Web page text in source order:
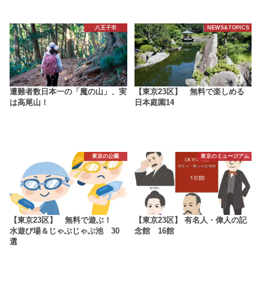
八王子市
遭難者数日本一の「魔の山」、実
は高尾山！
NEWS&TOPICS
【東京23区】 無料で楽しめる
日本庭園14
東京の公園
【東京23区】 無料で遊ぶ！
水遊び場＆じゃぶじゃぶ池 30
選
東京のミュージアム
【東京23区】 有名人・偉人の記
念館 16館